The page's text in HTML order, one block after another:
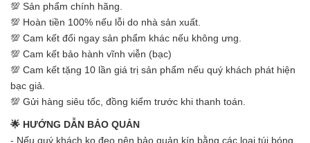
💯 Sản phẩm chính hãng.
💯 Hoàn tiền 100% nếu lỗi do nhà sản xuất.
💯 Cam kết đổi ngay sản phẩm khác nếu không ưng.
💯 Cam kết bảo hành vĩnh viễn (bạc)
💯 Cam kết tặng 10 lần giá trị sản phẩm nếu quý khách phát hiện
bạc giả.
💯 Gửi hàng siêu tốc, đồng kiểm trước khi thanh toán.
🌟 HƯỚNG DẪN BẢO QUẢN
- Nếu quý khách ko đeo nên bảo quản kín bằng các loại túi bóng